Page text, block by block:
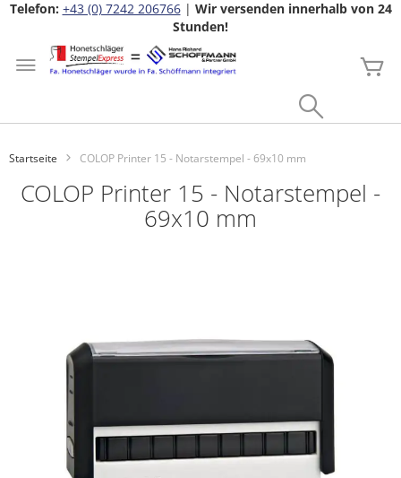
Telefon: +43 (0) 7242 206766| Wir versenden innerhalb von 24
Stunden!
Zum
Inhalt
springen
Startseite COLOP Printer 15 - Notarstempel - 69x10 mm
COLOP Printer 15 - Notarstempel -
69x10 mm